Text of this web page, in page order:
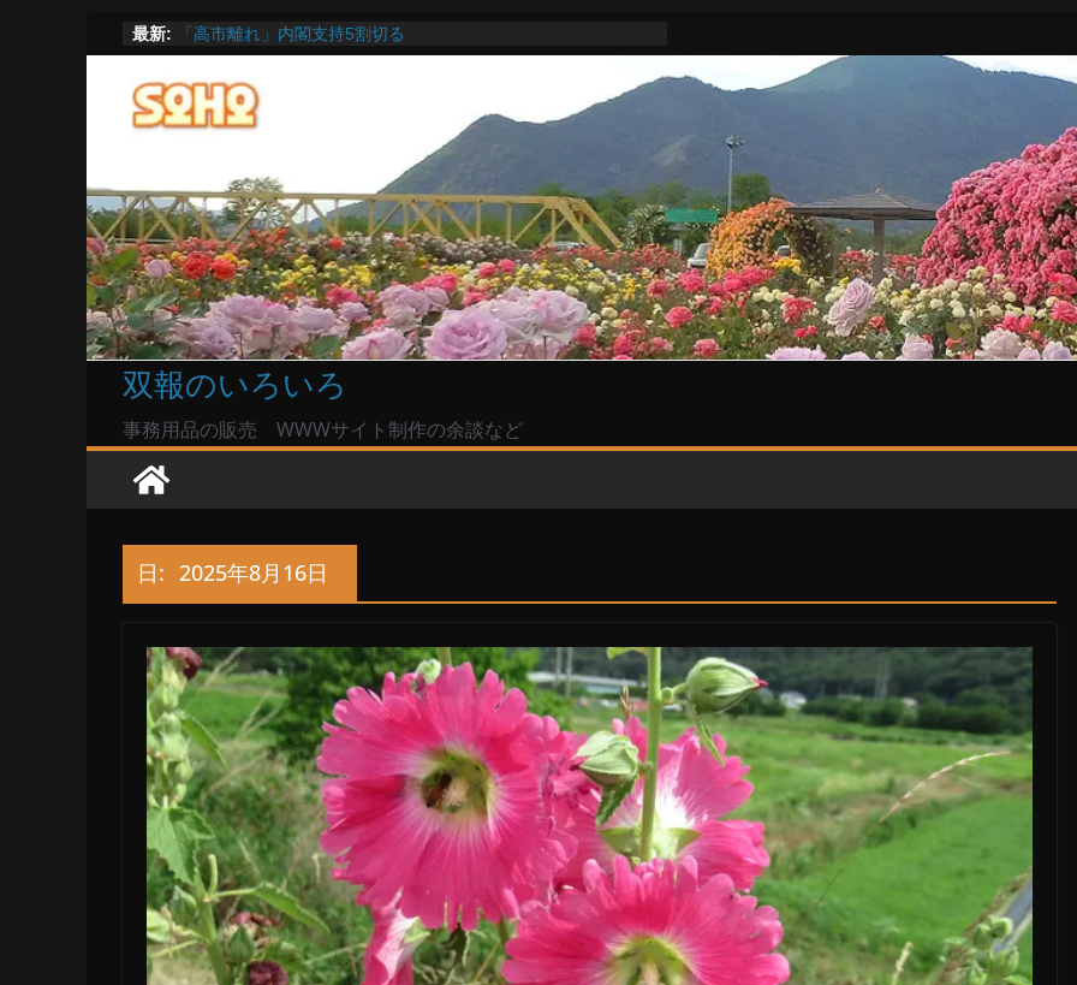
ン
へ
ス
キ
ッ
プ
最新:
命綱のエアコンも危ない
「高市離れ」内閣支持5割切る
高市首相とは隙間風が吹く鈴木憲和農水相
陸自部隊の思想信条調査報道受け小泉防衛相「不適切活動な
双報のいろいろ
事務用品の販売 WWWサイト制作の余談など
日: 2025年8月16日